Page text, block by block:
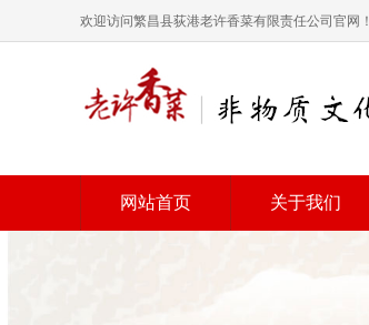
欢迎访问繁昌县荻港老许香菜有限责任公司官网！
网站首页 关于我们